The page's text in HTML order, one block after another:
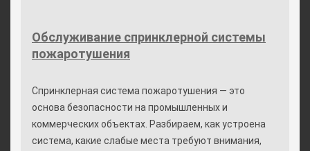
Обслуживание спринклерной системы
пожаротушения
Спринклерная система пожаротушения — это
основа безопасности на промышленных и
коммерческих объектах. Разбираем, как устроена
система, какие слабые места требуют внимания,